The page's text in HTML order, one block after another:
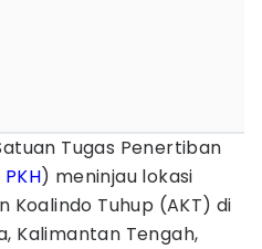
Tugas Penertiban
) meninjau lokasi
Koalindo Tuhup (AKT) di
Kalimantan Tengah,